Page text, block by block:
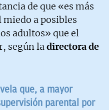
de que «es más
miedo a posibles
adultos» que el
según ladirectora de
que, a mayor
parental por